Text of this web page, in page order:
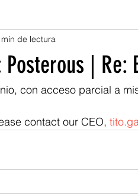
estrategia
Wow B2B
| Re:
min de lectura
con acceso parcial a
contact our CEO,